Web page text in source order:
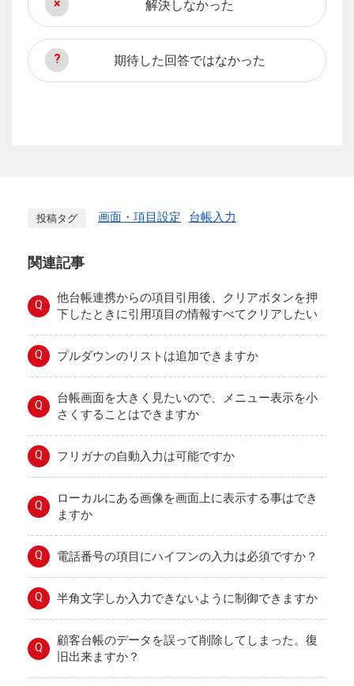
解決しなかった
期待した回答ではなかった
投稿タグ 画面・項目設定 台帳入力
関連記事
Q
他台帳連携からの項目引用後、クリアボタンを押
下したときに引用項目の情報すべてクリアしたい
Q プルダウンのリストは追加できますか
Q
台帳画面を大きく見たいので、メニュー表示を小
さくすることはできますか
Q フリガナの自動入力は可能ですか
Q
ローカルにある画像を画面上に表示する事はでき
ますか
Q 電話番号の項目にハイフンの入力は必須ですか？
Q 半角文字しか入力できないように制御できますか
Q
顧客台帳のデータを誤って削除してしまった。復
旧出来ますか？